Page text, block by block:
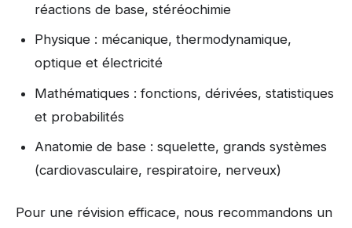
réactions de base, stéréochimie
Physique : mécanique, thermodynamique,
optique et électricité
Mathématiques : fonctions, dérivées, statistiques
et probabilités
Anatomie de base : squelette, grands systèmes
(cardiovasculaire, respiratoire, nerveux)
Pour une révision efficace, nous recommandons un